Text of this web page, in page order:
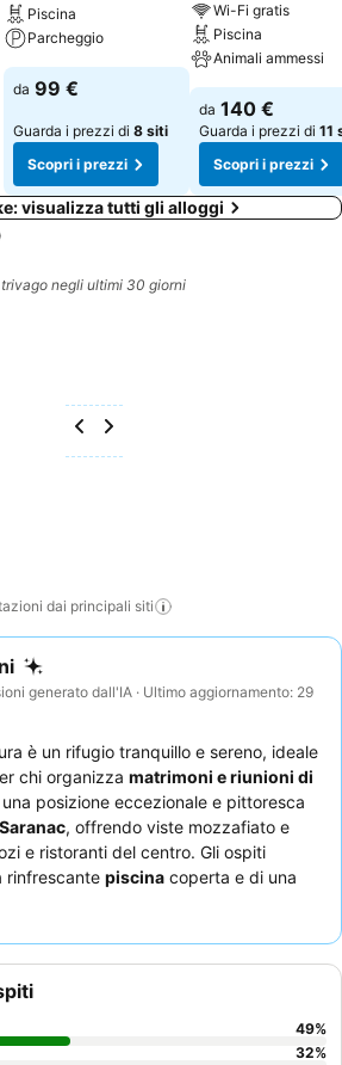
Piscina
Parcheggio
da 99 €
Guarda i prezzi di 8 siti
Scopri i prezzi
Wi-Fi gratis
Piscina
Animali ammessi
da 140 €
Guarda i prezzi di 11
Scopri i prezzi
visualizza tutti gli alloggi
negli ultimi 30 giorni
dai principali siti
generato dall'IA · Ultimo aggiornamento: 29
è un rifugio tranquillo e sereno, ideale
chi organizza matrimoni e riunioni di
posizione eccezionale e pittoresca
, offrendo viste mozzafiato e
e ristoranti del centro. Gli ospiti
rinfrescante piscina coperta e di una
per la sua cordialità e attenzione, e il
pesce fresco e bruschette ai frutti di
di cenare all'aperto in riva al lago. Per
gli ospiti dovrebbero considerare di
vista sul giardino.
49%
32%